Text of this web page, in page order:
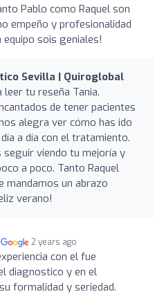
Pablo como Raquel son
empeño y profesionalidad
equipo sois geniales!
Sevilla | Quiroglobal
leer tu reseña Tania.
de tener pacientes
alegra ver cómo has ido
a día con el tratamiento.
seguir viendo tu mejoría y
a poco. Tanto Raquel
mandamos un abrazo
verano!
2 years ago
con el fue
diagnostico y en el
formalidad y seriedad.